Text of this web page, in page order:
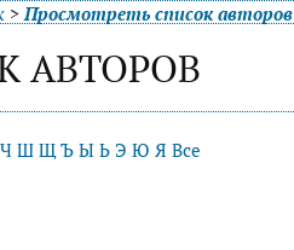
>Просмотреть список авторов
АВТОРОВ
Ч Ш Щ Ъ Ы Ь Э Ю Я Все